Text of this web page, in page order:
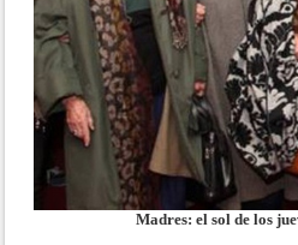
Madres: el sol de los